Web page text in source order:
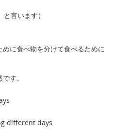
言います）
に食べ物を分けて食べるために
す。
different days